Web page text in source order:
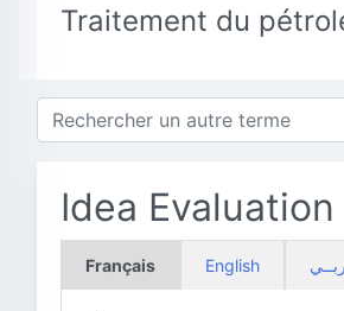
Traitement du
Idea Evaluation
Français English